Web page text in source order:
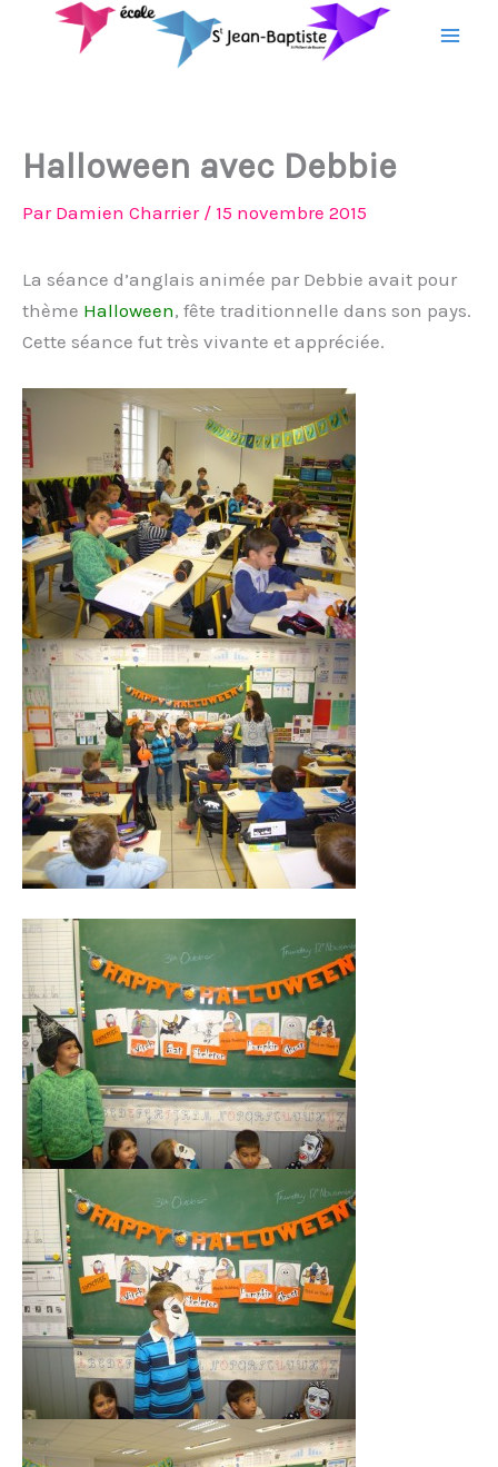
Halloween avec Debbie
Par Damien Charrier / 15 novembre 2015
La séance d’anglais animée par Debbie avait pour
thème Halloween, fête traditionnelle dans son pays.
Cette séance fut très vivante et appréciée.